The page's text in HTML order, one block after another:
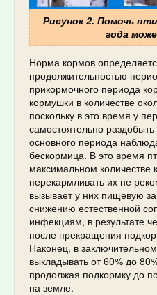
Рисунок 2. Помочь
года
Норма кормов
продолжительностью
прикормочного периода
кормушки в количестве
поскольку в это время у
самостоятельно
основного периода
бескормица. В это время
максимальном количестве
перекармливать их не
вызывает у них пищевую
снижению естественной
инфекциям, в результате
после прекращения
Наконец, в
выкладывать от 60% до
продолжая подкормку до
на земле.